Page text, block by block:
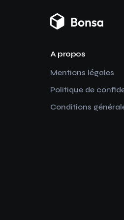
A propos
Mentions légales
Politique de
Conditions